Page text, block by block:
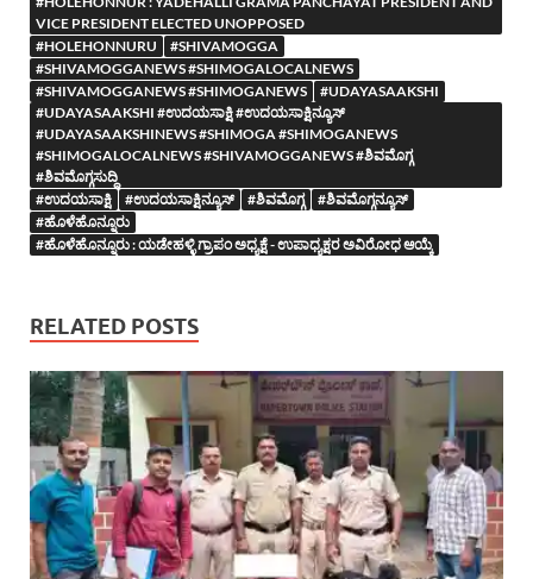
VICE PRESIDENT ELECTED UNOPPOSED
#HOLEHONNURU
#SHIVAMOGGA
#SHIVAMOGGANEWS #SHIMOGALOCALNEWS
#SHIVAMOGGANEWS #SHIMOGANEWS
#UDAYASAAKSHI
#UDAYASAAKSHI #ಉದಯಸಾಕ್ಷಿ #ಉದಯಸಾಕ್ಷಿನ್ಯೂಸ್
#UDAYASAAKSHINEWS #SHIMOGA #SHIMOGANEWS
#SHIMOGALOCALNEWS #SHIVAMOGGANEWS #ಶಿವಮೊಗ್ಗ
#ಶಿವಮೊಗ್ಗಸುದ್ದಿ
#ಉದಯಸಾಕ್ಷಿ
#ಉದಯಸಾಕ್ಷಿನ್ಯೂಸ್ #ಶಿವಮೊಗ್ಗ
#ಶಿವಮೊಗ್ಗನ್ಯೂಸ್
#ಹೊಳೆಹೊನ್ನೂರು
#ಹೊಳೆಹೊನ್ನೂರು : ಯಡೇಹಳ್ಳಿ ಗ್ರಾಪಂ ಅಧ್ಯಕ್ಷೆ - ಉಪಾಧ್ಯಕ್ಷರ ಅವಿರೋಧ ಆಯ್ಕೆ
RELATED POSTS